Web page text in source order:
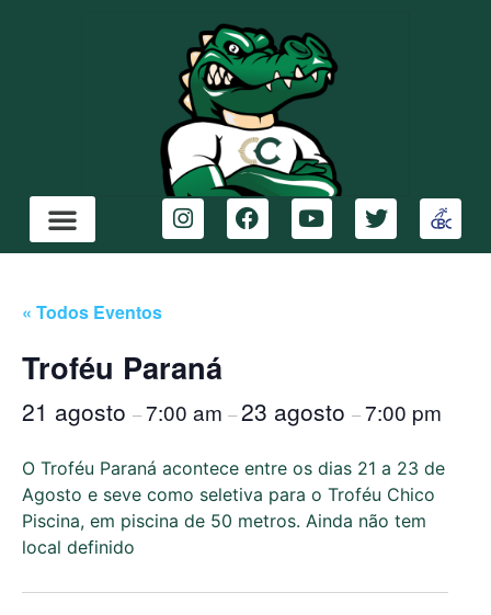
« Todos Eventos
Troféu Paraná
21 agosto –7:00 am – 23 agosto –7:00 pm
O Troféu Paraná acontece entre os dias 21 a 23 de
Agosto e seve como seletiva para o Troféu Chico
Piscina, em piscina de 50 metros. Ainda não tem
local definido